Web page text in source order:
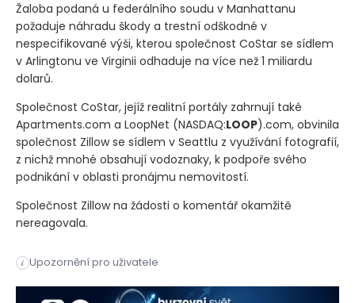
Žaloba podaná u federálního soudu v Manhattanu
požaduje náhradu škody a trestní odškodné v
nespecifikované výši, kterou společnost CoStar se sídlem
v Arlingtonu ve Virginii odhaduje na více než 1 miliardu
dolarů.
Společnost CoStar, jejíž realitní portály zahrnují také
Apartments.com a LoopNet (NASDAQ:LOOP).com, obvinila
společnost Zillow se sídlem v Seattlu z využívání fotografií,
z nichž mnohé obsahují vodoznaky, k podpoře svého
podnikání v oblasti pronájmu nemovitostí.
Společnost Zillow na žádosti o komentář okamžitě
nereagovala.
i Upozornění pro uživatele
NEW YORK (Reuters) – Společnost Zillow byla ve středu